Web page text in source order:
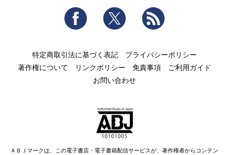
Facebook Twitter
特定商取引法に基づく表記
プライバシーポリシー
著作権について
リンクポリシー 免責事項
ご利用ガイド
お問い合わせ
ＡＢＪマークは、この電子書店・電子書籍配信サービスが、著作権者からコンテン